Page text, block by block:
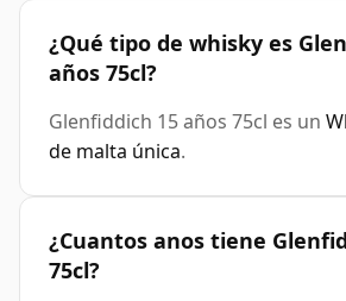
¿Qué tipo de whisky es
años 75cl?
Glenfiddich 15 años 75cl es un
de malta única.
¿Cuantos anos tiene
75cl?